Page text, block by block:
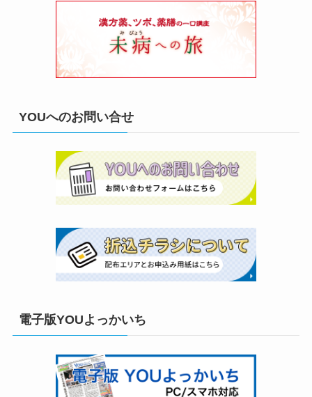
YOUへのお問い合せ
電子版YOUよっかいち